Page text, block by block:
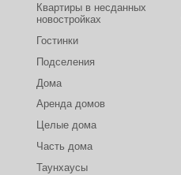
Квартиры в несданных
новостройках
Гостинки
Подселения
Дома
Аренда домов
Целые дома
Часть дома
Таунхаусы